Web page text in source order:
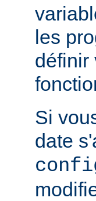
les
définir
Si
date